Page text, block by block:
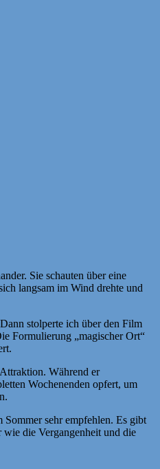
Sie schauten über eine
langsam im Wind drehte und
stolperte ich über den Film
Formulierung „magischer Ort“
Während er
Wochenenden opfert, um
sehr empfehlen. Es gibt
die Vergangenheit und die